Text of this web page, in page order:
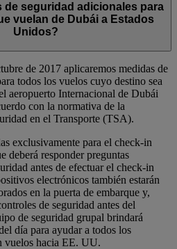
de seguridad adicionales para
vuelan de Dubái a Estados
Unidos?
de 2017 aplicaremos medidas de
todos los vuelos cuyo destino sea
aeropuerto Internacional de Dubái
con la normativa de la
en el Transporte (TSA).
exclusivamente para el check-in
deberá responder preguntas
antes de efectuar el check-in
electrónicos también estarán
en la puerta de embarque y,
de seguridad antes del
de seguridad grupal brindará
día para ayudar a todos los
vuelos hacia EE. UU.